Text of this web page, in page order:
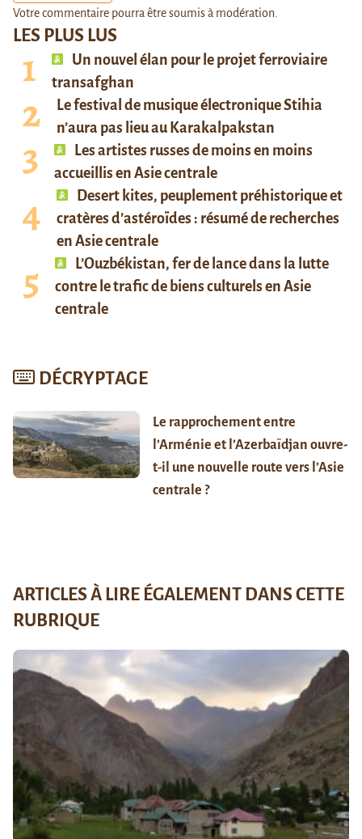
LES PLUS LUS
Un nouvel élan pour le projet ferroviaire
transafghan
Le festival de musique électronique Stihia
n’aura pas lieu au Karakalpakstan
Les artistes russes de moins en moins
accueillis en Asie centrale
Desert kites, peuplement préhistorique et
cratères d’astéroïdes : résumé de recherches
en Asie centrale
L’Ouzbékistan, fer de lance dans la lutte
contre le trafic de biens culturels en Asie
centrale
DÉCRYPTAGE
Le rapprochement entre
l’Arménie et l’Azerbaïdjan ouvre-
t-il une nouvelle route vers l’Asie
centrale ?
Votre commentaire pourra être soumis à modération.
ARTICLES À LIRE ÉGALEMENT DANS CETTE
RUBRIQUE